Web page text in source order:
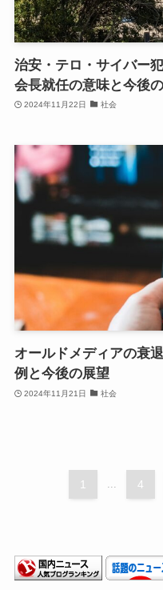
治安・テロ・サイバー
会長就任の意味と今後
2024年11月22日 社会
オールドメディアの衰
例と今後の展望
2024年11月21日 社会
1 ... 4